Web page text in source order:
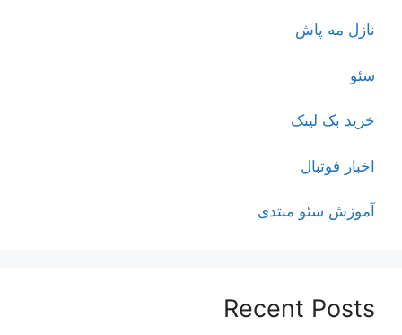
نازل مه پاش
سئو
خرید بک لینک
اخبار فوتبال
آموزش سئو مبتدی
Recent Posts